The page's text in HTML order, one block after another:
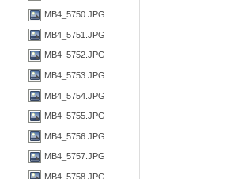
MB4_5750.JPG
MB4_5751.JPG
MB4_5752.JPG
MB4_5753.JPG
MB4_5754.JPG
MB4_5755.JPG
MB4_5756.JPG
MB4_5757.JPG
MB4_5758.JPG